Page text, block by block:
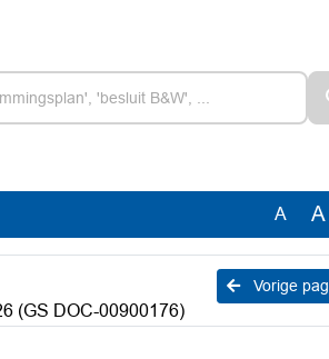
A A
Vorige
(GS DOC-00900176)